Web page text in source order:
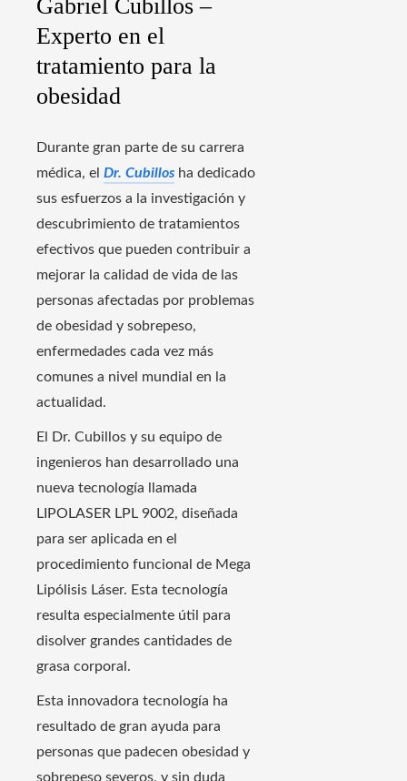
Gabriel Cubillos –
Experto en el
tratamiento para la
obesidad
Durante gran parte de su carrera
médica, el Dr. Cubillos ha dedicado
sus esfuerzos a la investigación y
descubrimiento de tratamientos
efectivos que pueden contribuir a
mejorar la calidad de vida de las
personas afectadas por problemas
de obesidad y sobrepeso,
enfermedades cada vez más
comunes a nivel mundial en la
actualidad.
El Dr. Cubillos y su equipo de
ingenieros han desarrollado una
nueva tecnología llamada
LIPOLASER LPL 9002, diseñada
para ser aplicada en el
procedimiento funcional de Mega
Lipólisis Láser. Esta tecnología
resulta especialmente útil para
disolver grandes cantidades de
grasa corporal.
Esta innovadora tecnología ha
resultado de gran ayuda para
personas que padecen obesidad y
sobrepeso severos, y sin duda